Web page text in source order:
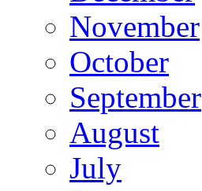
November
October
September
August
July